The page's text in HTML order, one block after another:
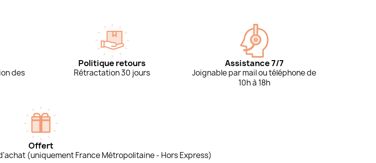
des
Politique retours
Rétractation 30 jours
Assistance 7/7
Joignable par mail ou téléphone de
10h à 18h
Offert
(uniquement France Métropolitaine - Hors Express)